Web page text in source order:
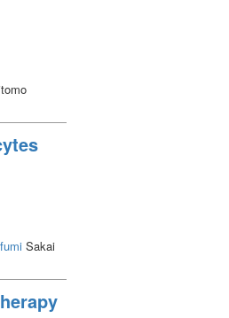
Sakai